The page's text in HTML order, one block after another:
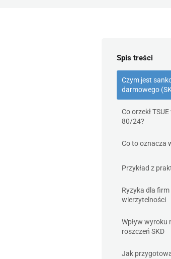
Spis treści
Czym jest
darmowego
Co orzekł
80/24?
Co to oznacza
Przykład z
Ryzyka dla
wierzytelności
Wpływ wyroku
roszczeń SKD
Jak